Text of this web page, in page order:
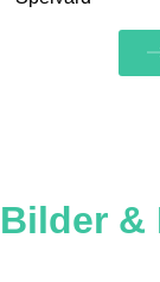
Bilder &